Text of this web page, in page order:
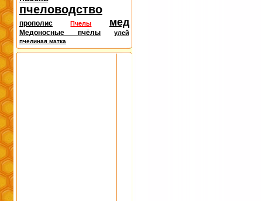
пчеловодство
прополис Пчелы мед
Медоносные пчёлы улей
пчелиная матка